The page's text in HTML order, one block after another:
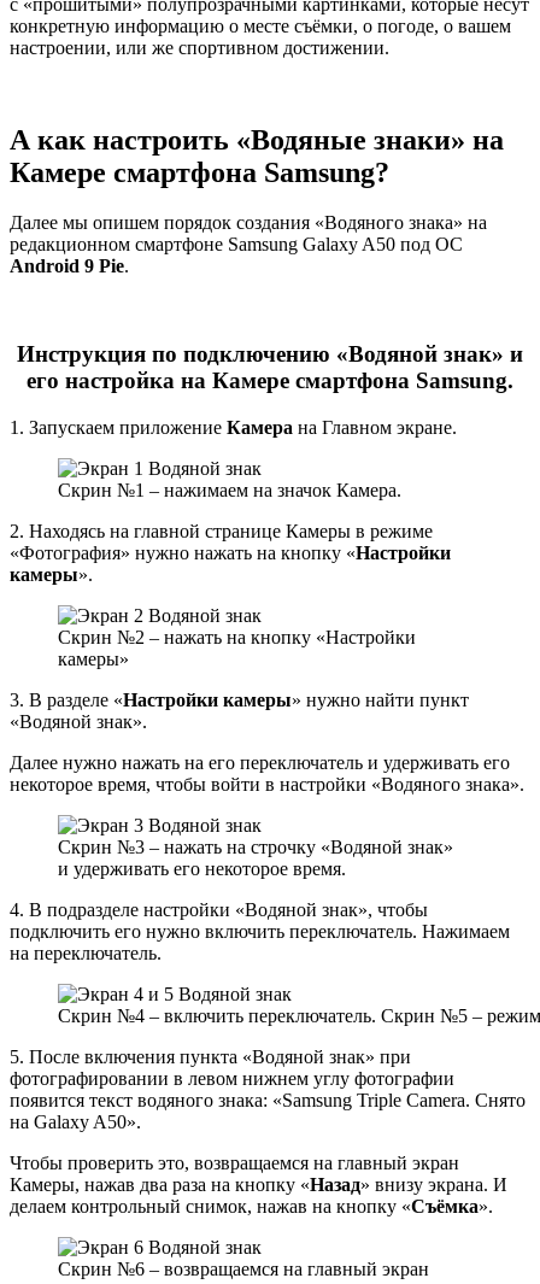
конкретную информацию о месте съёмки, о погоде, о вашем
настроении, или же спортивном достижении.
А как настроить «Водяные знаки» на
Камере смартфона Samsung?
Далее мы опишем порядок создания «Водяного знака» на
редакционном смартфоне Samsung Galaxy A50 под ОС
Android 9 Pie.
Инструкция по подключению «Водяной знак» и
его настройка на Камере смартфона Samsung.
1. Запускаем приложение Камера на Главном экране.
Скрин №1 – нажимаем на значок Камера.
2. Находясь на главной странице Камеры в режиме
«Фотография» нужно нажать на кнопку «Настройки
камеры».
Скрин №2 – нажать на кнопку «Настройки
камеры»
3. В разделе «Настройки камеры» нужно найти пункт
«Водяной знак».
Далее нужно нажать на его переключатель и удерживать его
некоторое время, чтобы войти в настройки «Водяного знака».
Скрин №3 – нажать на строчку «Водяной знак»
и удерживать его некоторое время.
4. В подразделе настройки «Водяной знак», чтобы
подключить его нужно включить переключатель. Нажимаем
на переключатель.
Скрин №4 – включить переключатель. Скрин №5 –
5. После включения пункта «Водяной знак» при
фотографировании в левом нижнем углу фотографии
появится текст водяного знака: «Samsung Triple Camera. Снято
на Galaxy A50».
Чтобы проверить это, возвращаемся на главный экран
Камеры, нажав два раза на кнопку «Назад» внизу экрана. И
делаем контрольный снимок, нажав на кнопку «Съёмка».
Скрин №6 – возвращаемся на главный экран